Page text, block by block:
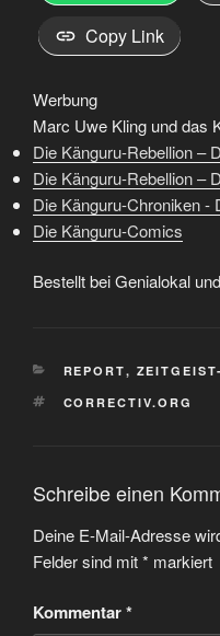
Copy Link
Werbung
Marc Uwe Kling und das
Die Känguru-Rebellion –
Die Känguru-Rebellion –
Die Känguru-Chroniken -
Die Känguru-Comics
Bestellt bei Genialokal
KATEGORIEN
REPORT,
SCHLAGWÖRTER
CORRECTIV.ORG
Schreibe einen
Deine E-Mail-Adresse
Felder sind mit* markiert
Kommentar*